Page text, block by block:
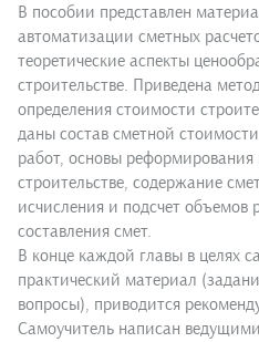
В пособии представлен
автоматизации сметных
теоретические аспекты
строительстве. Приведена
определения стоимости
даны состав сметной
работ, основы реформирования
строительстве, содержание
исчисления и подсчет
составления смет.
В конце каждой главы в целях
практический материал
вопросы), приводится
Самоучитель написан